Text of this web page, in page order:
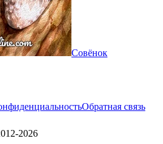
Совёнок
Обратная связь
2026